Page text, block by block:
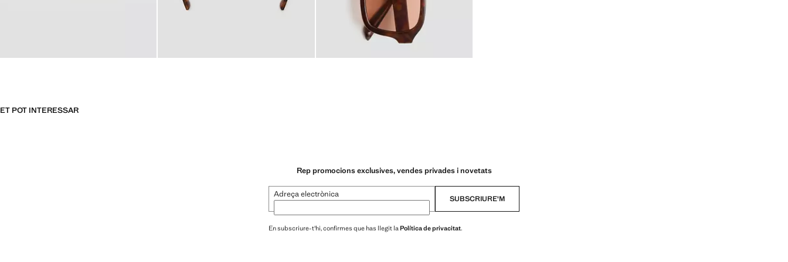
ET POT INTERESSAR
Rep promocions exclusives, vendes privades i novetats
Adreça electrònica SUBSCRIURE'M
En subscriure-t'hi, confirmes que has llegit laPolítica de privacitat.